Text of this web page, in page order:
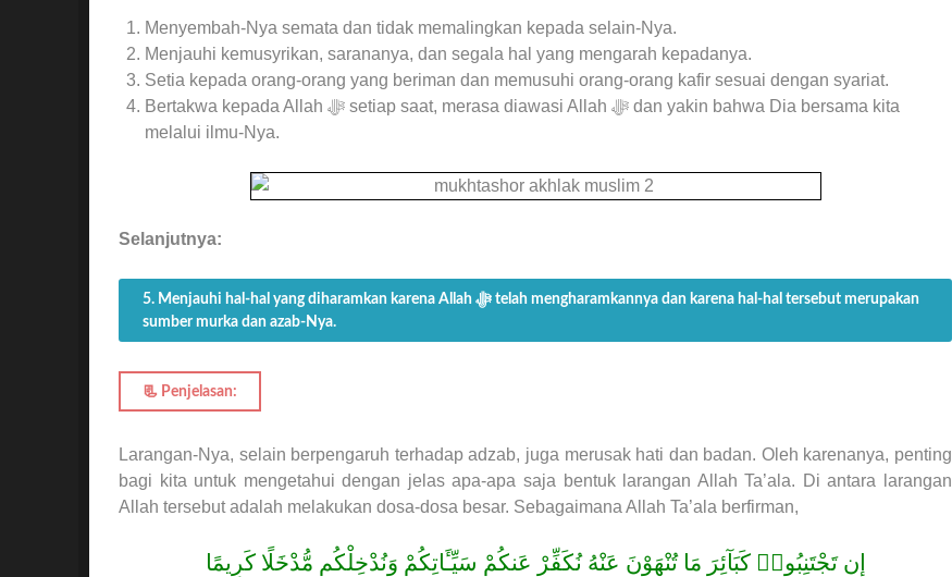
Menyembah-Nya semata dan tidak memalingkan kepada selain-Nya.
Menjauhi kemusyrikan, sarananya, dan segala hal yang mengarah kepadanya.
Setia kepada orang-orang yang beriman dan memusuhi orang-orang kafir sesuai dengan syariat.
Bertakwa kepada Allah ﷻ setiap saat, merasa diawasi Allah ﷻ dan yakin bahwa Dia bersama kita
melalui ilmu-Nya.
Selanjutnya:
5. Menjauhi hal-hal yang diharamkan karena Allah ﷻ telah mengharamkannya dan karena hal-hal tersebut merupakan
sumber murka dan azab-Nya.
📃 Penjelasan:
Larangan-Nya, selain berpengaruh terhadap adzab, juga merusak hati dan badan. Oleh karenanya, penting
bagi kita untuk mengetahui dengan jelas apa-apa saja bentuk larangan Allah Ta’ala. Di antara larangan
Allah tersebut adalah melakukan dosa-dosa besar. Sebagaimana Allah Ta’ala berfirman,
إِن تَجْتَنِبُوا۟ كَبَآئِرَ مَا تُنْهَوْنَ عَنْهُ نُكَفِّرْ عَنكُمْ سَيِّـَٔاتِكُمْ وَنُدْخِلْكُم مُّدْخَلًا كَرِيمًا